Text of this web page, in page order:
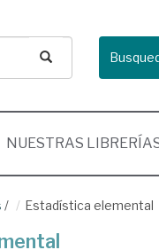
NUESTRAS
/ Estadística elemental